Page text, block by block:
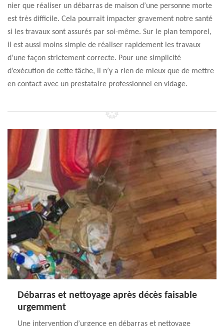
nier que réaliser un débarras de maison d’une personne morte
est très difficile. Cela pourrait impacter gravement notre santé
si les travaux sont assurés par soi-même. Sur le plan temporel,
il est aussi moins simple de réaliser rapidement les travaux
d’une façon strictement correcte. Pour une simplicité
d’exécution de cette tâche, il n’y a rien de mieux que de mettre
en contact avec un prestataire professionnel en vidage.
Débarras et nettoyage après décès faisable
urgemment
Une intervention d’urgence en débarras et nettoyage